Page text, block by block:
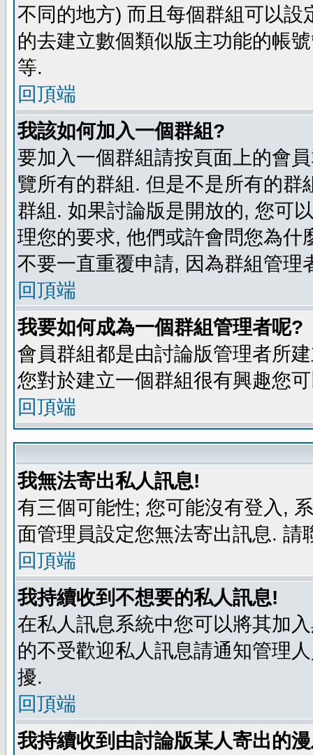
不同的地方) 而且每個群組可以
的去建立數個類似版主功能的帳
等.
回頂端
我該如何加入一個群組?
要加入一個群組請按頁面上的會
覽所有的群組. 但是不是所有的
群組. 如果討論版是開放的, 您可
理您的要求, 他們或許會問您為
不要一直重覆申請, 因為群組管理
回頂端
我要如何成為一個群組管理者呢?
會員群組都是由討論版管理者所
您對於建立一個群組很有興趣您
回頂端
我無法寄出私人訊息!
有三個可能性; 您可能沒有登入,
面管理員設定您無法寄出訊息. 請
回頂端
我持續收到不想要的私人訊息!
在私人訊息系統中您可以將其加
的不受歡迎私人訊息請通知管理
擾.
回頂端
我持續收到由討論版某人寄出的